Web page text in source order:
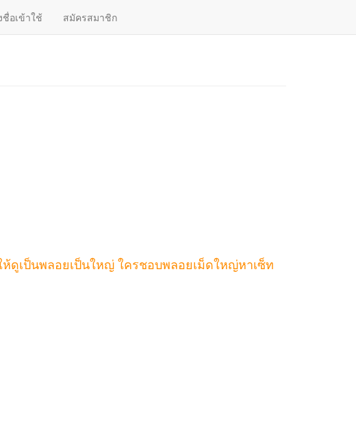
ชื่อเข้าใช้ สมัครสมาชิก
ดูเป็นพลอยเป็นใหญ่ ใครชอบพลอยเม็ดใหญ่หาเซ็ท